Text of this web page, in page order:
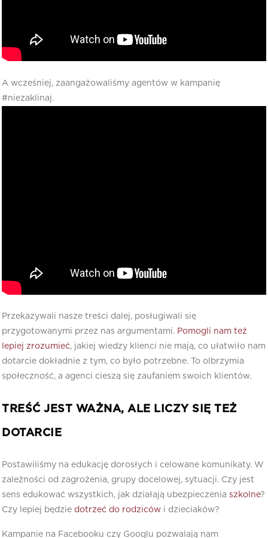
A wcześniej, zaangażowaliśmy agentów w kampanię
#niezaklinaj.
Przekazywali nasze treści dalej, posługiwali się
przygotowanymi przez nas argumentami. Pomogli nam też
lepiej zrozumieć, jakiej wiedzy klienci nie mają, co ułatwiło nam
dotarcie dokładnie z tym, co było potrzebne. To olbrzymia
społeczność, a agenci cieszą się zaufaniem swoich klientów.
TREŚĆ JEST WAŻNA, ALE LICZY SIĘ TEŻ
DOTARCIE
Postawiliśmy na edukację dorosłych i celowane komunikaty. W
zależności od zagrożenia, grupy docelowej, sytuacji. Czy jest
sens edukować wszystkich, jak działają ubezpieczenia szkolne?
Czy lepiej będzie dotrzeć do rodziców i dzieciaków?
Kampanie na Facebooku czy Googlu pozwalają nam